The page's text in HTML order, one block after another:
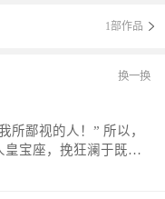
1部作品
换一换
视的人！” 所以，
皇宝座，挽狂澜于既
无上的传说！ 微信